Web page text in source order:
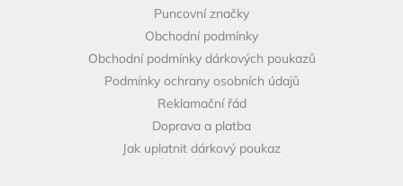
Puncovní značky
Obchodní podmínky
Obchodní podmínky dárkových poukazů
Podmínky ochrany osobních údajů
Reklamační řád
Doprava a platba
Jak uplatnit dárkový poukaz